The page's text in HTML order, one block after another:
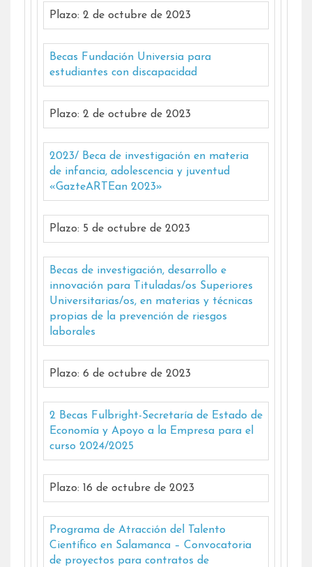
Plazo: 2 de octubre de 2023
Becas Fundación Universia para
estudiantes con discapacidad
Plazo: 2 de octubre de 2023
2023/ Beca de investigación en materia
de infancia, adolescencia y juventud
«GazteARTEan 2023»
Plazo: 5 de octubre de 2023
Becas de investigación, desarrollo e
innovación para Tituladas/os Superiores
Universitarias/os, en materias y técnicas
propias de la prevención de riesgos
laborales
Plazo: 6 de octubre de 2023
2 Becas Fulbright-Secretaría de Estado de
Economía y Apoyo a la Empresa para el
curso 2024/2025
Plazo: 16 de octubre de 2023
Programa de Atracción del Talento
Científico en Salamanca – Convocatoria
de proyectos para contratos de